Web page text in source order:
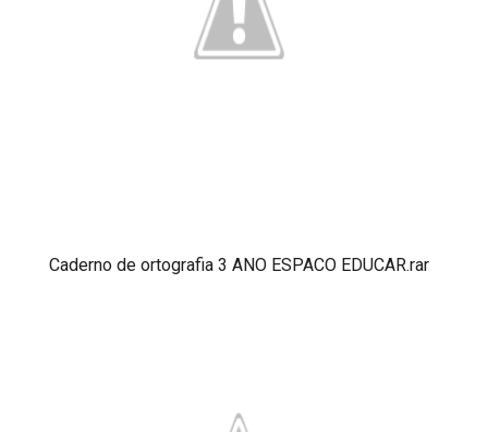
Caderno de ortografia 3 ANO ESPACO EDUCAR.rar